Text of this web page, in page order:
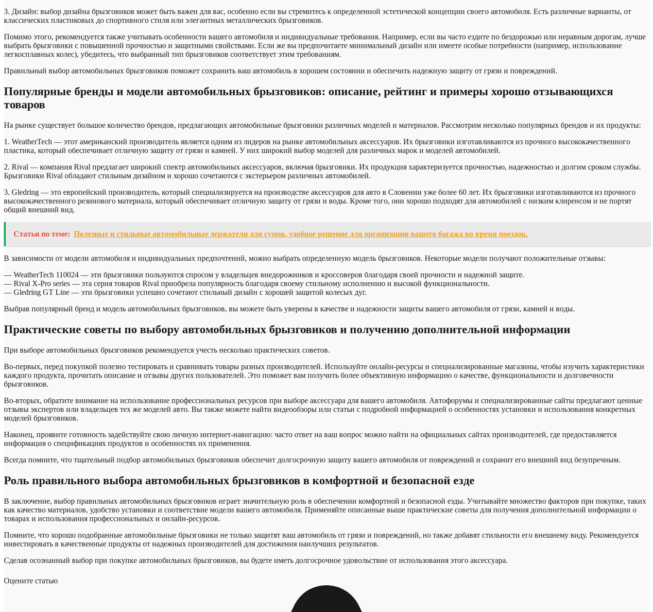
3. Дизайн: выбор дизайна брызговиков может быть важен для вас, особенно если вы стремитесь к определенной эстетической концепции своего автомобиля. Есть различные варианты, от
классических пластиковых до спортивного стиля или элегантных металлических брызговиков.
Помимо этого, рекомендуется также учитывать особенности вашего автомобиля и индивидуальные требования. Например, если вы часто ездите по бездорожью или неравным дорогам, лучше
выбрать брызговики с повышенной прочностью и защитными свойствами. Если же вы предпочитаете минимальный дизайн или имеете особые потребности (например, использование
легкосплавных колес), убедитесь, что выбранный тип брызговиков соответствует этим требованиям.
Правильный выбор автомобильных брызговиков поможет сохранить ваш автомобиль в хорошем состоянии и обеспечить надежную защиту от грязи и повреждений.
Популярные бренды и модели автомобильных брызговиков: описание, рейтинг и примеры хорошо отзывающихся
товаров
На рынке существует большое количество брендов, предлагающих автомобильные брызговики различных моделей и материалов. Рассмотрим несколько популярных брендов и их продукты:
1. WeatherTech — этот американский производитель является одним из лидеров на рынке автомобильных аксессуаров. Их брызговики изготавливаются из прочного высококачественного
пластика, который обеспечивает отличную защиту от грязи и камней. У них широкий выбор моделей для различных марок и моделей автомобилей.
2. Rival — компания Rival предлагает широкий спектр автомобильных аксессуаров, включая брызговики. Их продукция характеризуется прочностью, надежностью и долгим сроком службы.
Брызговики Rival обладают стильным дизайном и хорошо сочетаются с экстерьером различных автомобилей.
3. Gledring — это европейский производитель, который специализируется на производстве аксессуаров для авто в Словении уже более 60 лет. Их брызговики изготавливаются из прочного
высококачественного резинового материала, который обеспечивает отличную защиту от грязи и воды. Кроме того, они хорошо подходят для автомобилей с низким клиренсом и не портят
общий внешний вид.
Статьи по теме: Полезные и стильные автомобильные держатели для сумок, удобное решение для организации вашего багажа во время поездок.
В зависимости от модели автомобиля и индивидуальных предпочтений, можно выбрать определенную модель брызговиков. Некоторые модели получают положительные отзывы:
— WeatherTech 110024 — эти брызговики пользуются спросом у владельцев внедорожников и кроссоверов благодаря своей прочности и надежной защите.
— Rival X-Pro series — эта серия товаров Rival приобрела популярность благодаря своему стильному исполнению и высокой функциональности.
— Gledring GT Line — эти брызговики успешно сочетают стильный дизайн с хорошей защитой колесых дуг.
Выбрав популярный бренд и модель автомобильных брызговиков, вы можете быть уверены в качестве и надежности защиты вашего автомобиля от грязи, камней и воды.
Практические советы по выбору автомобильных брызговиков и получению дополнительной информации
При выборе автомобильных брызговиков рекомендуется учесть несколько практических советов.
Во-первых, перед покупкой полезно тестировать и сравнивать товары разных производителей. Используйте онлайн-ресурсы и специализированные магазины, чтобы изучить характеристики
каждого продукта, прочитать описание и отзывы других пользователей. Это поможет вам получить более объективную информацию о качестве, функциональности и долговечности
брызговиков.
Во-вторых, обратите внимание на использование профессиональных ресурсов при выборе аксессуара для вашего автомобиля. Автофорумы и специализированные сайты предлагают ценные
отзывы экспертов или владельцев тех же моделей авто. Вы также можете найти видеообзоры или статьи с подробной информацией о особенностях установки и использования конкретных
моделей брызговиков.
Наконец, проявите готовность задействуйте свою личную интернет-навигацию: часто ответ на ваш вопрос можно найти на официальных сайтах производителей, где предоставляется
информация о спецификациях продуктов и особенностях их применения.
Всегда помните, что тщательный подбор автомобильных брызговиков обеспечит долгосрочную защиту вашего автомобиля от повреждений и сохранит его внешний вид безупречным.
Роль правильного выбора автомобильных брызговиков в комфортной и безопасной езде
В заключение, выбор правильных автомобильных брызговиков играет значительную роль в обеспечении комфортной и безопасной езды. Учитывайте множество факторов при покупке, таких
как качество материалов, удобство установки и соответствие модели вашего автомобиля. Применяйте описанные выше практические советы для получения дополнительной информации о
товарах и использования профессиональных и онлайн-ресурсов.
Помните, что хорошо подобранные автомобильные брызговики не только защитят ваш автомобиль от грязи и повреждений, но также добавят стильности его внешнему виду. Рекомендуется
инвестировать в качественные продукты от надежных производителей для достижения наилучших результатов.
Сделав осознанный выбор при покупке автомобильных брызговиков, вы будете иметь долгосрочное удовольствие от использования этого аксессуара.
Оцените статью